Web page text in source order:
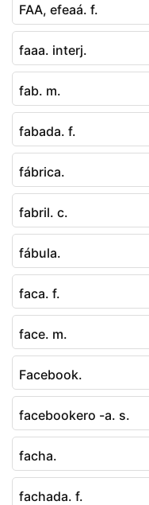
FAA, efeaá. f.
faaa. interj.
fab. m.
fabada. f.
fábrica.
fabril. c.
fábula.
faca. f.
face. m.
Facebook.
facebookero -a. s.
facha.
fachada. f.